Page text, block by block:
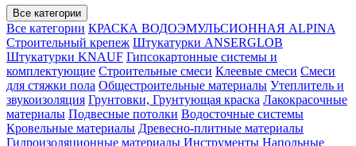
Все категории
Все категории КРАСКА ВОДОЭМУЛЬСИОННАЯ ALPINA
Строительный крепеж Штукатурки ANSERGLOB
Штукатурки KNAUF Гипсокартонные системы и
комплектующие Строительные смеси Клеевые смеси Смеси
для стяжки пола Общестроительные материалы Утеплитель и
звукоизоляция Грунтовки, Грунтующая краска Лакокрасочные
материалы Подвесные потолки Водосточные системы
Кровельные материалы Древесно-плитные материалы
Гидроизоляционные материалы Инструменты Напольные